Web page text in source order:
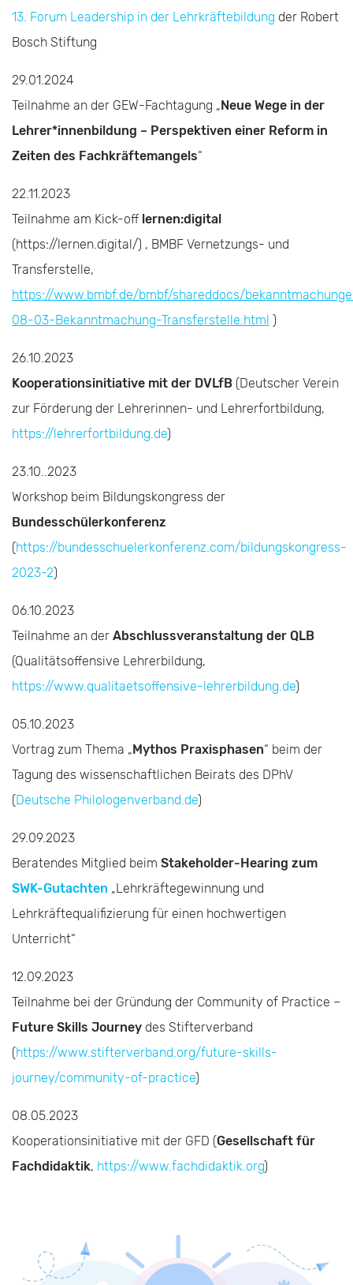
13. Forum Leadership in der Lehrkräftebildung der Robert
Bosch Stiftung
29.01.2024
Teilnahme an der GEW-Fachtagung „Neue Wege in der
Lehrer*innenbildung – Perspektiven einer Reform in
Zeiten des Fachkräftemangels“
22.11.2023
Teilnahme am Kick-off lernen:digital
(https://lernen.digital/) , BMBF Vernetzungs- und
Transferstelle,
https://www.bmbf.de/bmbf/shareddocs/
08-03-Bekanntmachung-Transferstelle.html )
26.10.2023
Kooperationsinitiative mit der DVLfB (Deutscher Verein
zur Förderung der Lehrerinnen- und Lehrerfortbildung,
https://lehrerfortbildung.de)
23.10..2023
Workshop beim Bildungskongress der
Bundesschülerkonferenz
(https://bundesschuelerkonferenz.com/bildungskongress-
2023-2)
06.10.2023
Teilnahme an der Abschlussveranstaltung der QLB
(Qualitätsoffensive Lehrerbildung,
https://www.qualitaetsoffensive-lehrerbildung.de)
05.10.2023
Vortrag zum Thema „Mythos Praxisphasen“ beim der
Tagung des wissenschaftlichen Beirats des DPhV
(Deutsche Philologenverband.de)
29.09.2023
Beratendes Mitglied beim Stakeholder-Hearing zum
SWK-Gutachten „Lehrkräftegewinnung und
Lehrkräftequalifizierung für einen hochwertigen
Unterricht“
12.09.2023
Teilnahme bei der Gründung der Community of Practice –
Future Skills Journey des Stifterverband
(https://www.stifterverband.org/future-skills-
journey/community-of-practice)
08.05.2023
Kooperationsinitiative mit der GFD (Gesellschaft für
Fachdidaktik, https://www.fachdidaktik.org)